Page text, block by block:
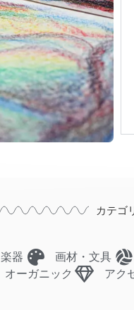
カテゴ
楽器 画材・文具
オーガニック
アク